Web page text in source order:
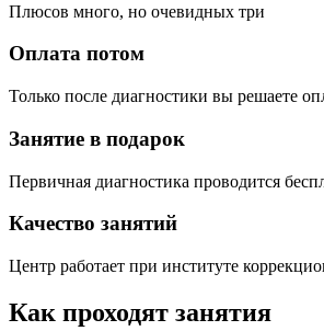
Плюсов много, но очевидных три
Оплата потом
Только после диагностики вы решаете
Занятие в подарок
Первичная диагностика проводится
Качество занятий
Центр работает при институте
Как проходят занятия